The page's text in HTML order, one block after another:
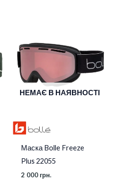
НЕМАЄ В НАЯВНОСТІ
Маска Bolle Freeze
Plus 22055
2 000 грн.